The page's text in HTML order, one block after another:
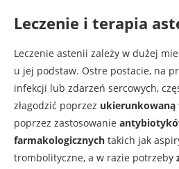
Leczenie i terapia
Leczenie astenii zależy w dużej
u jej podstaw. Ostre postacie, na
infekcji lub zdarzeń sercowych,
złagodzić poprzez ukierunkowaną
poprzez zastosowanie
farmakologicznych takich jak
trombolityczne, a w razie potrzeby